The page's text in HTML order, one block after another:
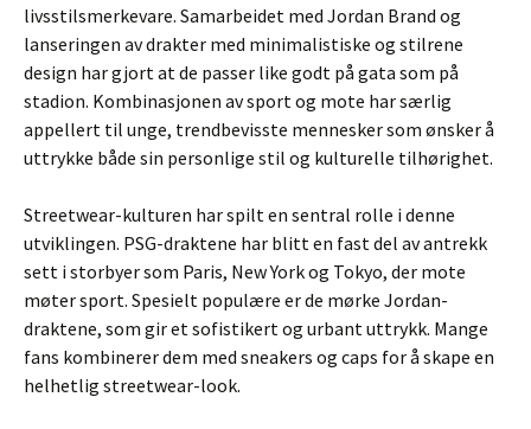
livsstilsmerkevare. Samarbeidet med Jordan Brand og
lanseringen av drakter med minimalistiske og stilrene
design har gjort at de passer like godt på gata som på
stadion. Kombinasjonen av sport og mote har særlig
appellert til unge, trendbevisste mennesker som ønsker å
uttrykke både sin personlige stil og kulturelle tilhørighet.
Streetwear-kulturen har spilt en sentral rolle i denne
utviklingen. PSG-draktene har blitt en fast del av antrekk
sett i storbyer som Paris, New York og Tokyo, der mote
møter sport. Spesielt populære er de mørke Jordan-
draktene, som gir et sofistikert og urbant uttrykk. Mange
fans kombinerer dem med sneakers og caps for å skape en
helhetlig streetwear-look.